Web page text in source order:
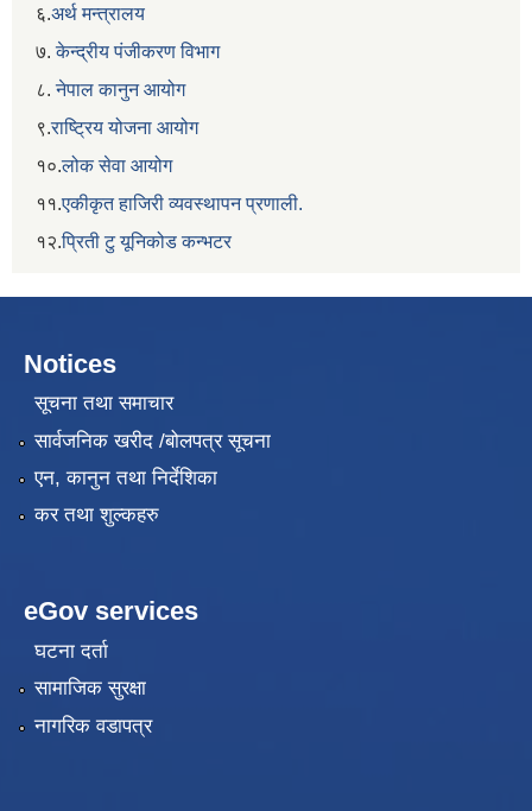
६.अर्थ मन्त्रालय
७.केन्द्रीय पंजीकरण विभाग
८.नेपाल कानुन आयोग
९.राष्ट्रिय योजना आयोग
१०.लोक सेवा आयोग
११.एकीकृत हाजिरी व्यवस्थापन प्रणाली.
१२.प्रिती टु यूनिकोड कन्भटर
Notices
सूचना तथा समाचार
सार्वजनिक खरीद /बोलपत्र सूचना
एन, कानुन तथा निर्देशिका
कर तथा शुल्कहरु
eGov services
घटना दर्ता
सामाजिक सुरक्षा
नागरिक वडापत्र